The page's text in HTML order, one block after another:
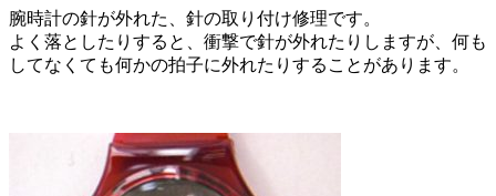
腕時計の針が外れた、針の取り付け修理です。
よく落としたりすると、衝撃で針が外れたりしますが、何も
してなくても何かの拍子に外れたりすることがあります。